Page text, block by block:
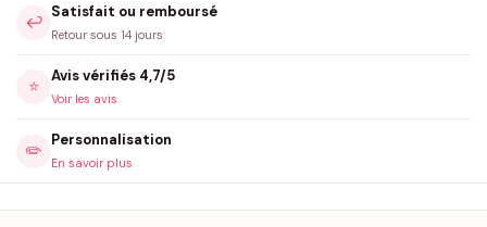
↩️
Satisfait ou remboursé
Retour sous 14 jours
⭐
Avis vérifiés 4,7/5
Voir les avis
✏️
Personnalisation
En savoir plus